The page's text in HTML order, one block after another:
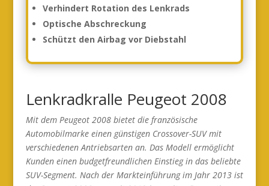
Verhindert Rotation des Lenkrads
Optische Abschreckung
Schützt den Airbag vor Diebstahl
Lenkradkralle Peugeot 2008
Mit dem Peugeot 2008 bietet die französische
Automobilmarke einen günstigen Crossover-SUV mit
verschiedenen Antriebsarten an. Das Modell ermöglicht
Kunden einen budgetfreundlichen Einstieg in das beliebte
SUV-Segment. Nach der Markteinführung im Jahr 2013 ist